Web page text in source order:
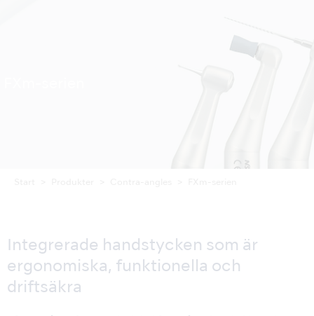
Integrerade handstycken som är
ergonomiska, funktionella och
driftsäkra